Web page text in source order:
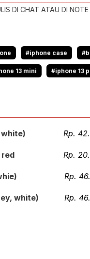
DI CHAT ATAU DI
#iphone case
13 mini #iphone 13
white) Rp.
red Rp.
Rp.
white) Rp.